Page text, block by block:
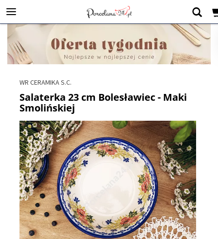
WR CERAMIKA S.C.
Salaterka 23 cm Bolesławiec - Maki
Smolińskiej